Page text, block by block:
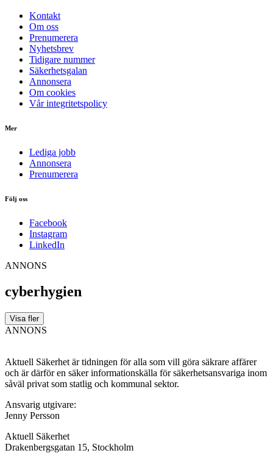
Kontakt
Om oss
Prenumerera
Nyhetsbrev
Tidigare nummer
Säkerhetsgalan
Annonsera
Om cookies
Vår integritetspolicy
Mer
Lediga jobb
Annonsera
Prenumerera
Följ oss
Facebook
Instagram
LinkedIn
ANNONS
cyberhygien
Visa fler
ANNONS
Aktuell Säkerhet är tidningen för alla som vill göra säkrare affärer
och är därför en säker informationskälla för säkerhets­ansvariga inom
såväl privat som statlig och kommunal sektor.
Ansvarig utgivare:
Jenny Persson
Aktuell Säkerhet
Drakenbergsgatan 15, Stockholm